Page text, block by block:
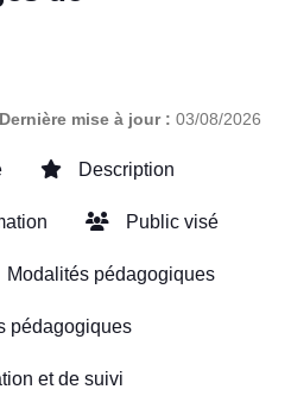
Dernière mise à jour : 03/08/2026
Description
Public visé
Modalités pédagogiques
pédagogiques
et de suivi